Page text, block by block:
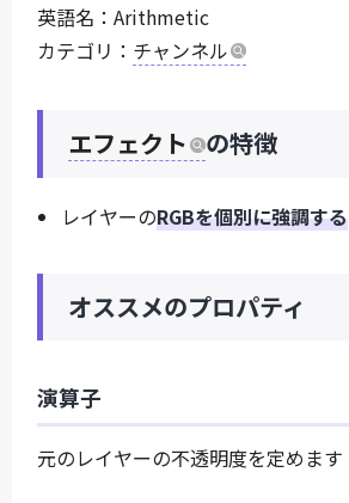
英語名：Arithmetic
カテゴリ： チャンネル
エフェクト の特徴
レイヤーのRGBを個別に強調する
オススメのプロパティ
演算子
元のレイヤーの不透明度を定めます